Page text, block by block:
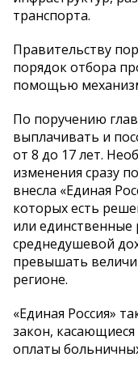
транспорта.
Правительству
порядок отбора
помощью
По поручению
выплачивать и
от 8 до 17 лет.
изменения сразу
внесла «Единая
которых есть
или
среднедушевой
превышать
регионе.
«Единая Россия»
закон,
оплаты